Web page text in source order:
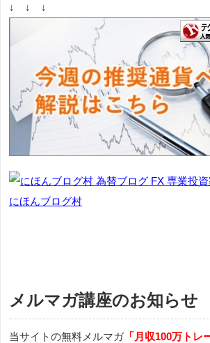
↓ ↓ ↓
にほんブログ村
メルマガ講座のお知らせ
当サイトの無料メルマガ 「月収100万トレ